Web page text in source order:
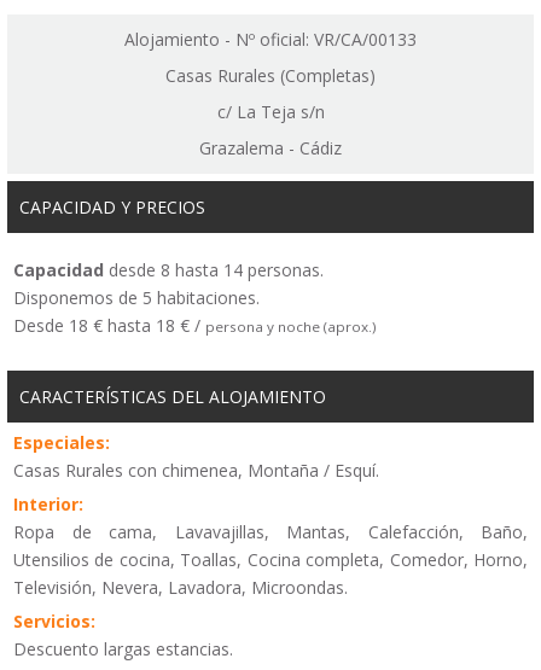
Alojamiento - Nº oficial: VR/CA/00133
Casas Rurales (Completas)
c/ La Teja s/n
Grazalema - Cádiz
CAPACIDAD Y PRECIOS
Capacidad desde 8 hasta 14 personas.
Disponemos de 5 habitaciones.
Desde 18 € hasta 18 € / persona y noche (aprox.)
CARACTERÍSTICAS DEL ALOJAMIENTO
Especiales:
Casas Rurales con chimenea, Montaña / Esquí.
Interior:
Ropa de cama, Lavavajillas, Mantas, Calefacción, Baño,
Utensilios de cocina, Toallas, Cocina completa, Comedor, Horno,
Televisión, Nevera, Lavadora, Microondas.
Servicios:
Descuento largas estancias.